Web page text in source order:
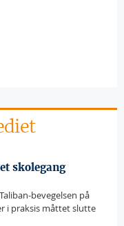
skolegang
bevegelsen på
i praksis måttet slutte